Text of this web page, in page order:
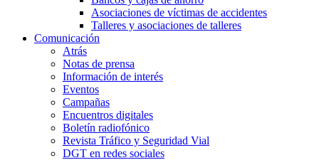
Asociaciones de víctimas de accidentes
Talleres y asociaciones de talleres
Comunicación
Atrás
Notas de prensa
Información de interés
Eventos
Campañas
Encuentros digitales
Boletín radiofónico
Revista Tráfico y Seguridad Vial
DGT en redes sociales